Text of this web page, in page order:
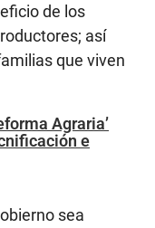
de los
así
que viven
Agraria’
e
sea